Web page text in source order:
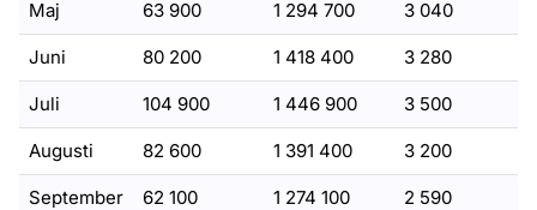
Maj 63 900 1 294 700 3 040
Juni 80 200 1 418 400 3 280
Juli 104 900 1 446 900 3 500
Augusti 82 600 1 391 400 3 200
September 62 100 1 274 100 2 590